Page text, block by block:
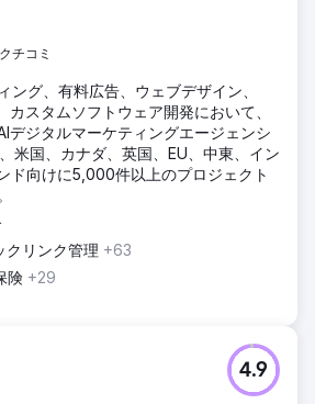
チコミ
ング、有料広告、ウェブデザイン、
カスタムソフトウェア開発において、
デジタルマーケティングエージェンシ
米国、カナダ、英国、EU、中東、イン
ド向けに5,000件以上のプロジェクト
クリンク管理 +63
険 +29
4.9